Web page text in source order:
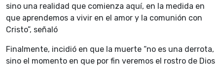
sino una realidad que comienza aquí, en la medida en
que aprendemos a vivir en el amor y la comunión con
Cristo”, señaló
Finalmente, incidió en que la muerte “no es una derrota,
sino el momento en que por fin veremos el rostro de Dios